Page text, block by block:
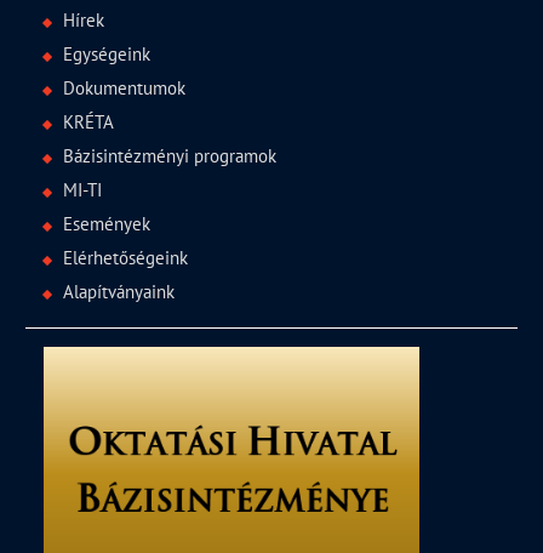
Hírek
Egységeink
Dokumentumok
KRÉTA
Bázisintézményi programok
MI-TI
Események
Elérhetőségeink
Alapítványaink